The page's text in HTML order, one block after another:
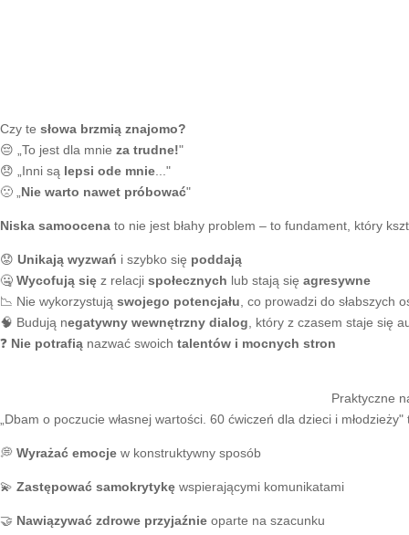
Czy te słowa brzmią znajomo?
😔 „To jest dla mnie za trudne!"
😞 „Inni są lepsi ode mnie ..."
🙁 „ Nie warto nawet próbować"
Niska samoocena to nie jest błahy problem – to fundament, który
😟 Unikają wyzwań i szybko się poddają
🤐 Wycofują się z relacji społecznych lub stają się agresywne
📉 Nie wykorzystują swojego potencjału , co prowadzi do słabszych
🧠 Budują negatywny wewnętrzny dialog , który z czasem staje się
❓ Nie potrafią nazwać swoich talentów i mocnych stron
Praktyczne
„Dbam o poczucie własnej wartości. 60 ćwiczeń dla dzieci i
💭 Wyrażać emocje w konstruktywny sposób
💫 Zastępować samokrytykę wspierającymi komunikatami
🤝 Nawiązywać zdrowe przyjaźnie oparte na szacunku